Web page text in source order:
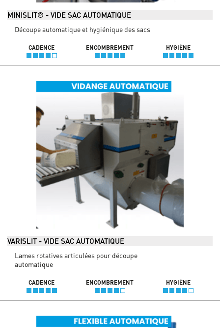
MINISLIT® - VIDE SAC AUTOMATIQUE
Découpe automatique et hygiénique des sacs
CADENCE ENCOMBREMENT HYGIÈNE
VARISLIT - VIDE SAC AUTOMATIQUE
Lames rotatives articulées pour découpe
automatique
CADENCE ENCOMBREMENT HYGIÈNE